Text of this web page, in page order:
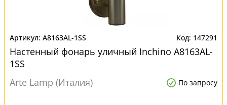
A8163AL-1SS 147291
Настенный фонарь уличный Inchino A8163AL-
1SS
Arte Lamp (Италия)
По запросу